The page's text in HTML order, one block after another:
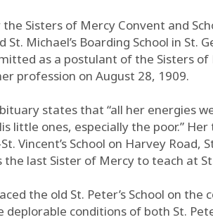
Sisters of Mercy Convent and
Michael’s Boarding School in St.
as a postulant of the Sisters
profession on August 28, 1909.
states that “all her energies
little ones, especially the poor.”
Vincent’s School on Harvey Road,
the last Sister of Mercy to teach at
the old St. Peter’s School on
deplorable conditions of both St.